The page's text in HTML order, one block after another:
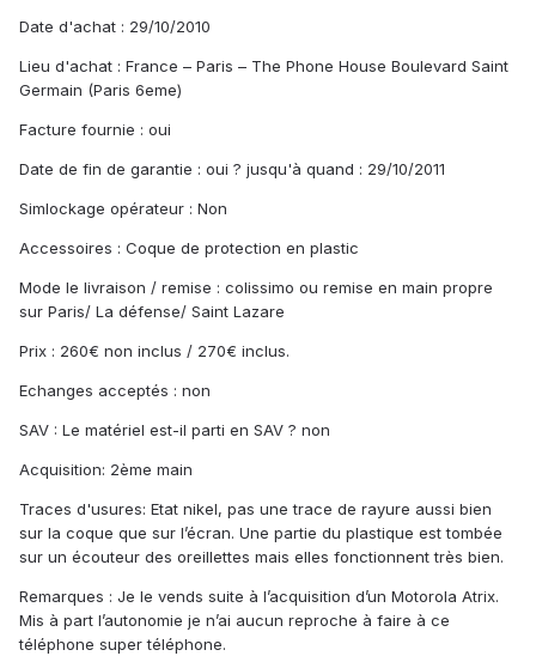
Date d'achat : 29/10/2010
Lieu d'achat : France – Paris – The Phone House Boulevard Saint
Germain (Paris 6eme)
Facture fournie : oui
Date de fin de garantie : oui ? jusqu'à quand : 29/10/2011
Simlockage opérateur : Non
Accessoires : Coque de protection en plastic
Mode le livraison / remise : colissimo ou remise en main propre
sur Paris/ La défense/ Saint Lazare
Prix : 260€ non inclus / 270€ inclus.
Echanges acceptés : non
SAV : Le matériel est-il parti en SAV ? non
Acquisition: 2ème main
Traces d'usures: Etat nikel, pas une trace de rayure aussi bien
sur la coque que sur l’écran. Une partie du plastique est tombée
sur un écouteur des oreillettes mais elles fonctionnent très bien.
Remarques : Je le vends suite à l’acquisition d’un Motorola Atrix.
Mis à part l’autonomie je n’ai aucun reproche à faire à ce
téléphone super téléphone.